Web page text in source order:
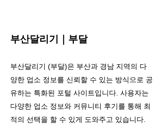
​부산달리기｜부달
부산달리기 (부달)은 부산과 경남 지역의 다
양한 업소 정보를 신뢰할 수 있는 방식으로 공
유하는 특화된 포털 사이트입니다. 사용자는
다양한 업소 정보와 커뮤니티 후기를 통해 최
적의 선택을 할 수 있게 도와주고 있습니다.